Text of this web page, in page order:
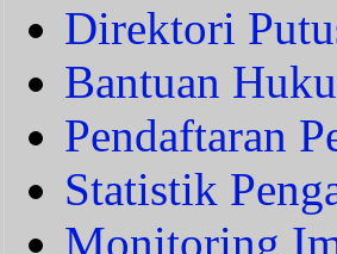
Direktori
Bantuan
Pendaftaran
Statistik
Monitoring